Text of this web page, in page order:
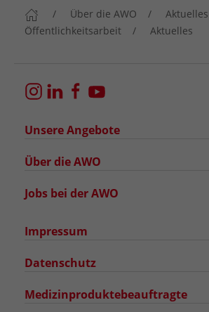
Über die AWO
Aktuelles
Öffentlichkeitsarbeit
Aktuelles
Unsere Angebote
Über die AWO
Jobs bei der AWO
Impressum
Datenschutz
Medizinproduktebeauftragte